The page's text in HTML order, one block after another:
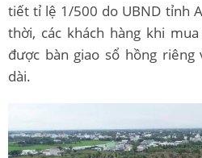
tiết tỉ lệ 1/500 do UBND tỉnh
thời, các khách hàng khi
được bàn giao sổ hồng
dài.